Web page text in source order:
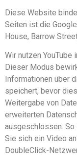
Diese Website
Seiten ist die
House, Barrow
Wir nutzen
Dieser Modus
Informationen über
speichert, bevor
Weitergabe von
erweiterten
ausgeschlossen. So
Sie sich ein Video
DoubleClick-